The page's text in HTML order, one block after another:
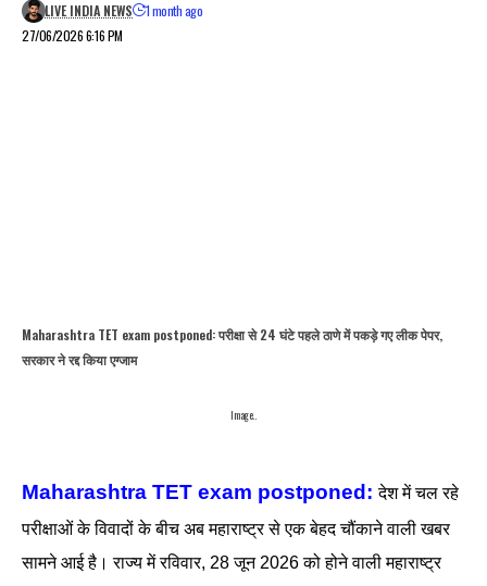
27/06/2026 6:16 PM
LIVE INDIA NEWS 1 month ago
Maharashtra TET exam postponed: परीक्षा से 24 घंटे पहले ठाणे में पकड़े गए लीक पेपर,
सरकार ने रद्द किया एग्जाम
Image..
Maharashtra TET exam postponed: देश में चल रहे
परीक्षाओं के विवादों के बीच अब महाराष्ट्र से एक बेहद चौंकाने वाली खबर
सामने आई है। राज्य में रविवार, 28 जून 2026 को होने वाली महाराष्ट्र